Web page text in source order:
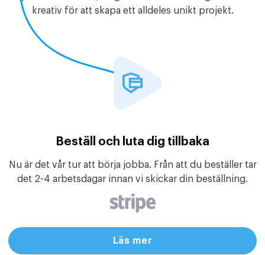
kreativ för att skapa ett alldeles unikt projekt.
Beställ och luta dig tillbaka
Nu är det vår tur att börja jobba. Från att du beställer tar
det 2-4 arbetsdagar innan vi skickar din beställning.
Läs mer